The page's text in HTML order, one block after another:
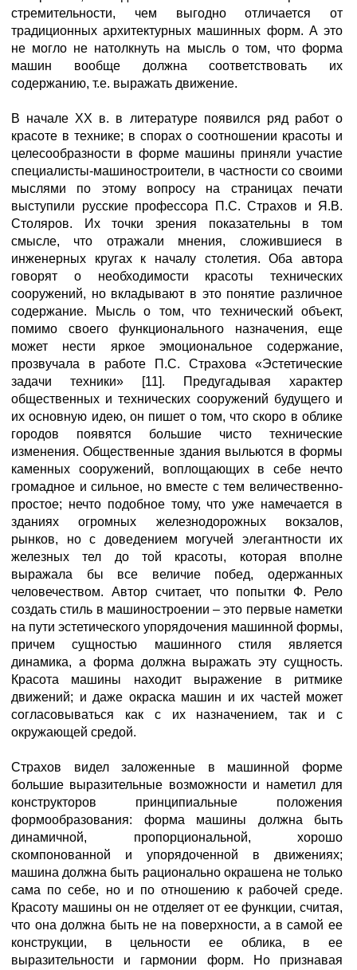
стремительности, чем выгодно отличается от
традиционных архитектурных машинных форм. А это
не могло не натолкнуть на мысль о том, что форма
машин вообще должна соответствовать их
содержанию, т.е. выражать движение.
В начале XX в. в литературе появился ряд работ о
красоте в технике; в спорах о соотношении красоты и
целесообразности в форме машины приняли участие
специалисты-машиностроители, в частности со своими
мыслями по этому вопросу на страницах печати
выступили русские профессора П.С. Страхов и Я.В.
Столяров. Их точки зрения показательны в том
смысле, что отражали мнения, сложившиеся в
инженерных кругах к началу столетия. Оба автора
говорят о необходимости красоты технических
сооружений, но вкладывают в это понятие различное
содержание. Мысль о том, что технический объект,
помимо своего функционального назначения, еще
может нести яркое эмоциональное содержание,
прозвучала в работе П.С. Страхова «Эстетические
задачи техники» [11]. Предугадывая характер
общественных и технических сооружений будущего и
их основную идею, он пишет о том, что скоро в облике
городов появятся большие чисто технические
изменения. Общественные здания выльются в формы
каменных сооружений, воплощающих в себе нечто
громадное и сильное, но вместе с тем величественно-
простое; нечто подобное тому, что уже намечается в
зданиях огромных железнодорожных вокзалов,
рынков, но с доведением могучей элегантности их
железных тел до той красоты, которая вполне
выражала бы все величие побед, одержанных
человечеством. Автор считает, что попытки Ф. Рело
создать стиль в машиностроении – это первые наметки
на пути эстетического упорядочения машинной формы,
причем сущностью машинного стиля является
динамика, а форма должна выражать эту сущность.
Красота машины находит выражение в ритмике
движений; и даже окраска машин и их частей может
согласовываться как с их назначением, так и с
окружающей средой.
Страхов видел заложенные в машинной форме
большие выразительные возможности и наметил для
конструкторов принципиальные положения
формообразования: форма машины должна быть
динамичной, пропорциональной, хорошо
скомпонованной и упорядоченной в движениях;
машина должна быть рационально окрашена не только
сама по себе, но и по отношению к рабочей среде.
Красоту машины он не отделяет от ее функции, считая,
что она должна быть не на поверхности, а в самой ее
конструкции, в цельности ее облика, в ее
выразительности и гармонии форм. Но признавая